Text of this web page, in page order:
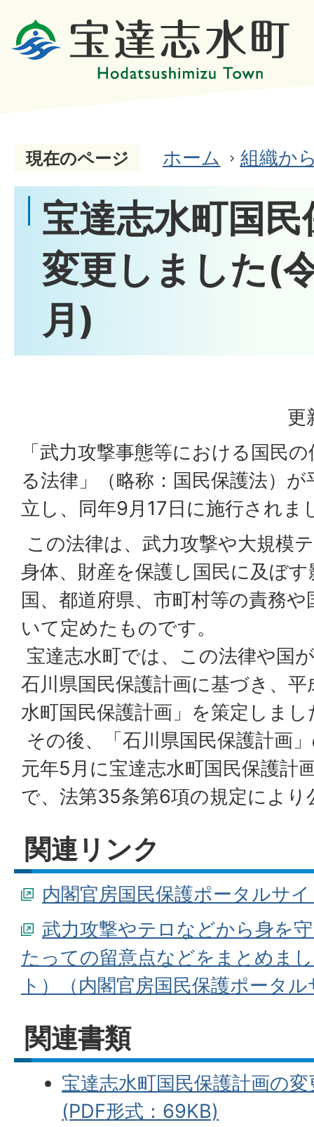
現在のページ ホーム 組織か
宝達志水町国
変更しました(
月)
更
「武力攻撃事態等における国民
る法律」（略称：国民保護法）
立し、同年9月17日に施行されま
この法律は、武力攻撃や大規模
身体、財産を保護し国民に及ぼ
国、都道府県、市町村等の責務
いて定めたものです。
宝達志水町では、この法律や国
石川県国民保護計画に基づき、
水町国民保護計画」を策定しまし
その後、「石川県国民保護計画
元年5月に宝達志水町国民保護計
で、法第35条第6項の規定により
関連リンク
内閣官房国民保護ポータルサ
武力攻撃やテロなどから身を
たっての留意点などをまとめま
ト）（内閣官房国民保護ポータ
関連書類
宝達志水町国民保護計画の
(PDF形式：69KB)